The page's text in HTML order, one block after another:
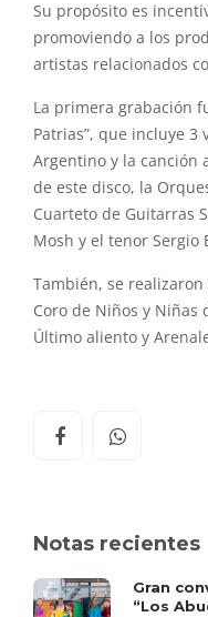
Su propósito es
promoviendo a los
artistas relacionados
La primera grabación
Patrias”, que incluye 3
Argentino y la canción
de este disco, la
Cuarteto de Guitarras
Mosh y el tenor
También, se
Coro de Niños y Niñas
Último aliento y
Notas recientes
Gran
“Los